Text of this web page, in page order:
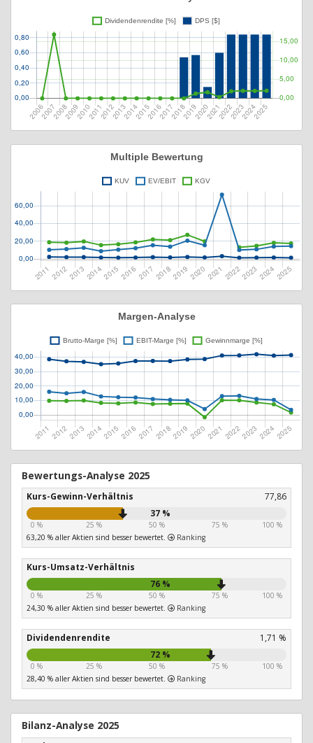
Bewertungs-Analyse 2025
Kurs-Gewinn-Verhältnis
77,86
37 %
0 % 25 % 50 % 75 %
100 %
63,20 % aller Aktien sind besser bewertet.
Ranking
Kurs-Umsatz-Verhältnis
76 %
0 % 25 % 50 % 75 %
100 %
24,30 % aller Aktien sind besser bewertet.
Ranking
Dividendenrendite
1,71 %
72 %
0 % 25 % 50 % 75 %
100 %
28,40 % aller Aktien sind besser bewertet.
Ranking
Bilanz-Analyse 2025